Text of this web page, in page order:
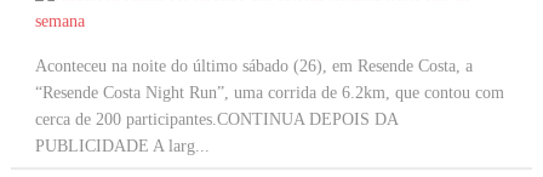
Aconteceu na noite do último sábado (26), em Resende Costa, a
“Resende Costa Night Run”, uma corrida de 6.2km, que contou com
cerca de 200 participantes.CONTINUA DEPOIS DA
PUBLICIDADE A larg...